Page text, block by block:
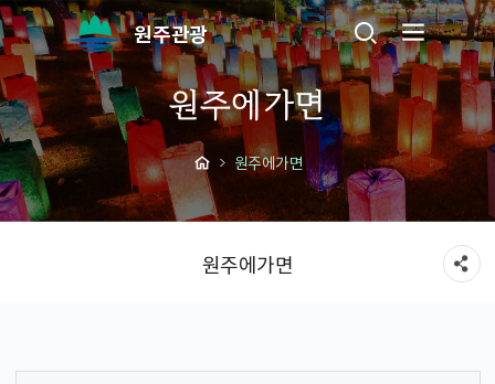
원주관광
원주에가면
원주에가면
원주에가면